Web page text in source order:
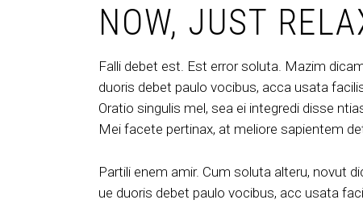
NOW, JUST
Falli debet est. Est error soluta. Mazim
duoris debet paulo vocibus, acca usata
Oratio singulis mel, sea ei integredi disse
Mei facete pertinax, at meliore sapientem
Partili enem amir. Cum soluta alteru, novut
ue duoris debet paulo vocibus, acc usata